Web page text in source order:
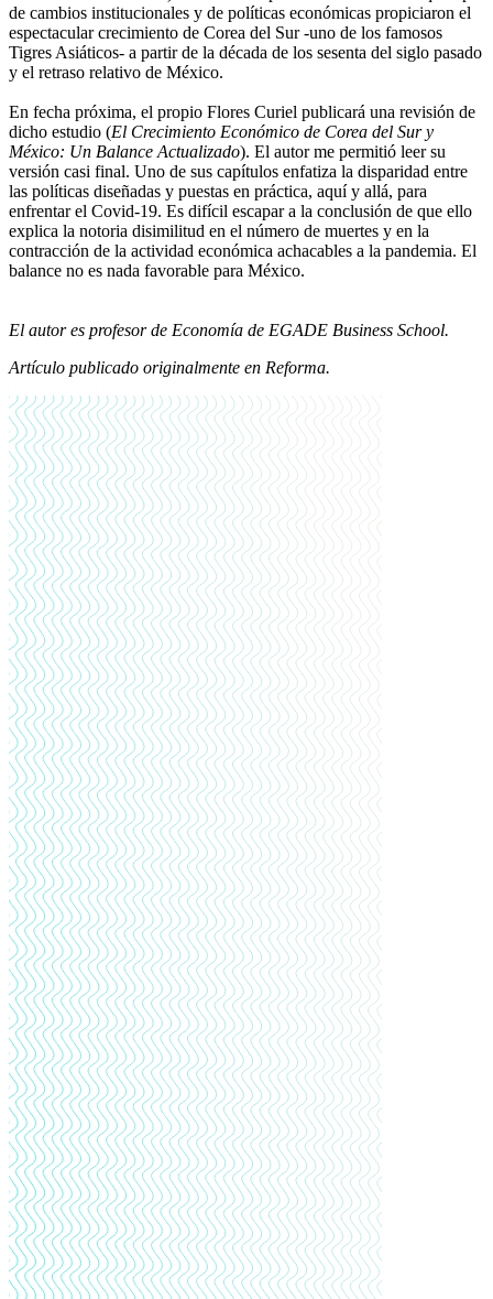
de cambios institucionales y de políticas económicas propiciaron el
espectacular crecimiento de Corea del Sur -uno de los famosos
Tigres Asiáticos- a partir de la década de los sesenta del siglo pasado
y el retraso relativo de México.
En fecha próxima, el propio Flores Curiel publicará una revisión de
dicho estudio (El Crecimiento Económico de Corea del Sur y
México: Un Balance Actualizado). El autor me permitió leer su
versión casi final. Uno de sus capítulos enfatiza la disparidad entre
las políticas diseñadas y puestas en práctica, aquí y allá, para
enfrentar el Covid-19. Es difícil escapar a la conclusión de que ello
explica la notoria disimilitud en el número de muertes y en la
contracción de la actividad económica achacables a la pandemia. El
balance no es nada favorable para México.
El autor es profesor de Economía de EGADE Business School.
Artículo publicado originalmente en Reforma.